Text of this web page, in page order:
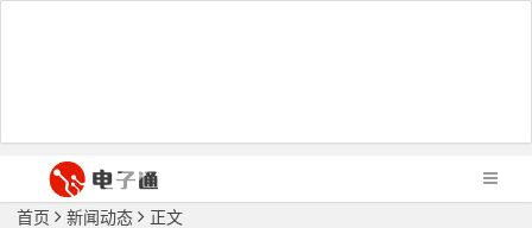
首页 新闻动态 正文